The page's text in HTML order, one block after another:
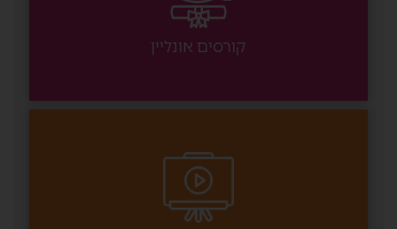
קורסים אונליין